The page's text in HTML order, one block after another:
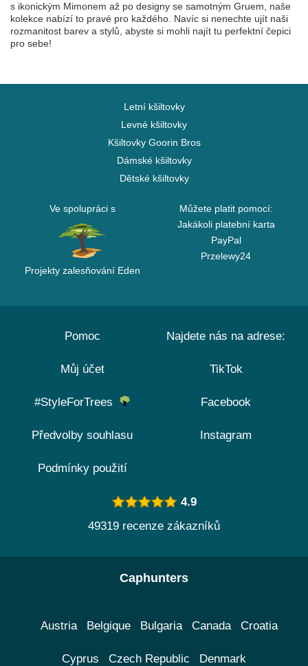
s ikonickým Mimonem až po designy se samotným Gruem, naše
kolekce nabízí to pravé pro každého. Navíc si nenechte ujít naši
rozmanitost barev a stylů, abyste si mohli najít tu perfektní čepici
pro sebe!
Letní kšiltovky
Levné kšiltovky
Kšiltovky Goorin Bros
Dámské kšiltovky
Dětské kšiltovky
Ve spolupráci s
Projekty zalesňování Eden
Můžete platit pomocí:
Jakákoli platební karta
PayPal
Przelewy24
Pomoc
Můj účet
#StyleForTrees
Předvolby souhlasu
Podmínky použití
Najdete nás na adrese:
TikTok
Facebook
Instagram
4.9
49319 recenze zákazníků
Caphunters
Austria Belgique Bulgaria Canada Croatia
Cyprus Czech Republic Denmark